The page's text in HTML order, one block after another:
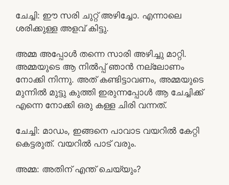
ചേച്ചി: ഈ സരി ചുറ്റ് അഴിച്ചോ. എന്നാലെ
ശരിക്കുള്ള അളവ് കിട്ടു.
അമ്മ അപ്പോൾ തന്നെ സാരി അഴിച്ചു മാറ്റി.
അമ്മയുടെ ആ നിൽപ്പ് ഞാൻ നല്ലോണം
നോക്കി നിന്നു. അത് കണ്ടിട്ടാവണം, അമ്മയുടെ
മുന്നിൽ മുട്ടു കുത്തി ഇരുന്നപ്പോൾ ആ ചേച്ചിക്ക്
എന്നെ നോക്കി ഒരു കള്ള ചിരി വന്നത്.
ചേച്ചി: മാഡം, ഇങ്ങനെ പാവാട വയറിൽ കേറ്റി
കെട്ടരുത്. വയറിൽ പാട് വരും.
അമ്മ: അതിന് എന്ത് ചെയ്യും?